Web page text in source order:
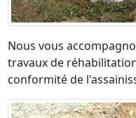
Nous vous
travaux de
conformité de